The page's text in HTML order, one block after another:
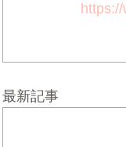
最新記事